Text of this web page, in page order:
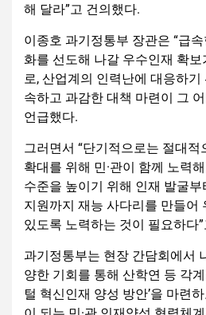
해 달라”고 건의했다.
이종호 과기정통부 장관은 “급
화를 선도해 나갈 우수인재 확
로, 산업계의 인력난에 대응하
속하고 과감한 대책 마련이 그
언급했다.
그러면서 “단기적으로는 절대
확대를 위해 민·관이 함께 노력
수준을 높이기 위해 인재 발굴
지원까지 재능 사다리를 만들어
있도록 노력하는 것이 필요하다
과기정통부는 현장 간담회에서
양한 기회를 통해 산학연 등 각
털 혁신인재 양성 방안’을 마련